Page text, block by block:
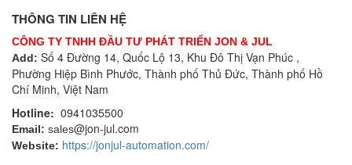
THÔNG TIN LIÊN HỆ
CÔNG TY TNHH ĐẦU TƯ PHÁT TRIỂN JON & JUL
Add: Số 4 Đường 14, Quốc Lộ 13, Khu Đô Thị Vạn Phúc ,
Phường Hiệp Bình Phước, Thành phố Thủ Đức, Thành phố Hồ
Chí Minh, Việt Nam
Hotline: 0941035500
Email: sales@jon-jul.com
Website: https://jonjul-automation.com/